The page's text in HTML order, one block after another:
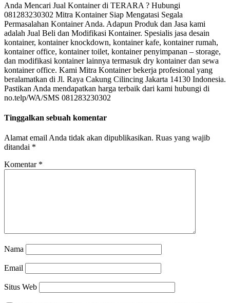
Anda Mencari Jual Kontainer di TERARA ? Hubungi
081283230302 Mitra Kontainer Siap Mengatasi Segala
Permasalahan Kontainer Anda. Adapun Produk dan Jasa kami
adalah Jual Beli dan Modifikasi Kontainer. Spesialis jasa desain
kontainer, kontainer knockdown, kontainer kafe, kontainer rumah,
kontainer office, kontainer toilet, kontainer penyimpanan – storage,
dan modifikasi kontainer lainnya termasuk dry kontainer dan sewa
kontainer office. Kami Mitra Kontainer bekerja profesional yang
beralamatkan di Jl. Raya Cakung Cilincing Jakarta 14130 Indonesia.
Pastikan Anda mendapatkan harga terbaik dari kami hubungi di
no.telp/WA/SMS 081283230302
Tinggalkan sebuah komentar
Alamat email Anda tidak akan dipublikasikan. Ruas yang wajib
ditandai *
Komentar *
Nama
Email
Situs Web